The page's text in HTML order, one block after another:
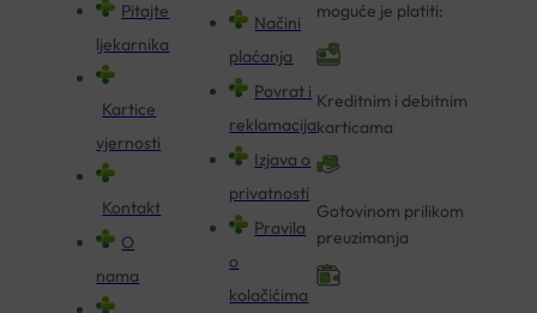
Pitajte
ljekarnika
Kartice
vjernosti
Kontakt
O
nama
Načini
plaćanja
Povrat i
reklamacija
Izjava o
privatnosti
Pravila
o
kolačićima
moguće je platiti:
Kreditnim i debitnim
karticama
Gotovinom prilikom
preuzimanja